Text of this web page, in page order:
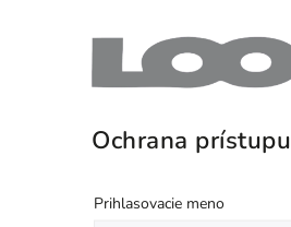
Ochrana prístupu
Prihlasovacie meno